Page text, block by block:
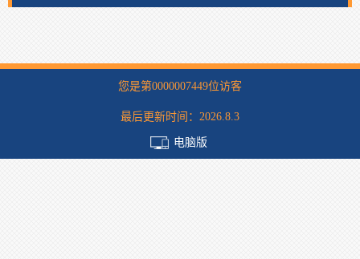
您是第0000007449位访客
最后更新时间： 2026.8.3
电脑版